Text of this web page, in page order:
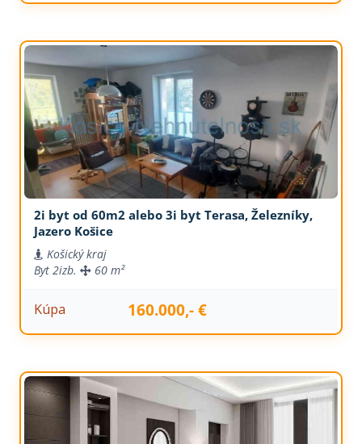
2i byt od 60m2 alebo 3i byt Terasa, Železníky,
Jazero Košice
Košický kraj
Byt 2izb. 60 m²
Kúpa 160.000,- €